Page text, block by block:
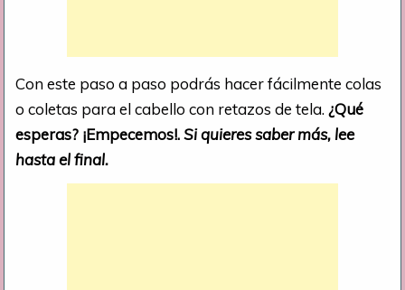
Con este paso a paso podrás hacer fácilmente colas
o coletas para el cabello con retazos de tela. ¿Qué
esperas? ¡Empecemos!.Si quieres saber más, lee
hasta el final.